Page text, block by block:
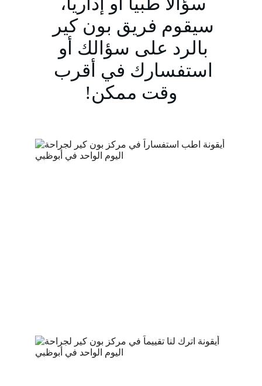
سيقوم فريق بون كير
بالرد على سؤالك أو
استفسارك في أقرب
وقت ممكن!